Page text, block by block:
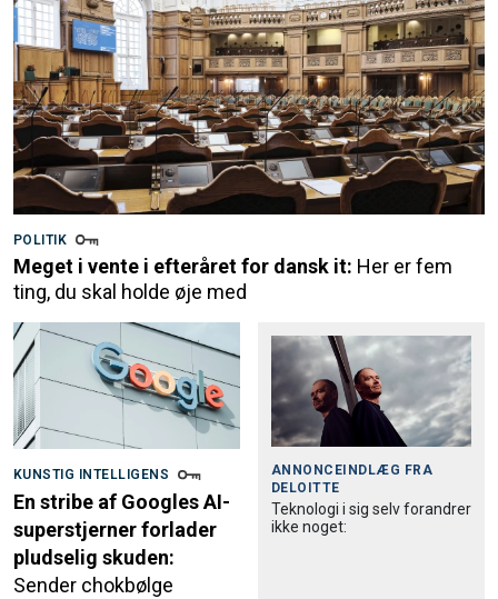
POLITIK
Meget i vente i efteråret for dansk it: Her er fem
ting, du skal holde øje med
KUNSTIG INTELLIGENS
En stribe af Googles AI-
superstjerner forlader
pludselig skuden:
Sender chokbølge
ANNONCEINDLÆG FRA
DELOITTE
Teknologi i sig selv forandrer
ikke noget: